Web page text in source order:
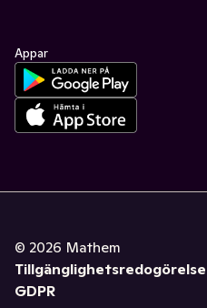
Appar
© 2026 Mathem
Tillgänglighetsredogörelse
GDPR